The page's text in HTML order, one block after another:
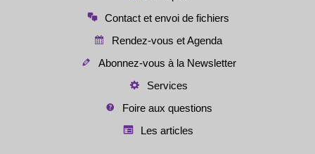
Contact et envoi de fichiers
Rendez-vous et Agenda
Abonnez-vous à la Newsletter
Services
Foire aux questions
Les articles